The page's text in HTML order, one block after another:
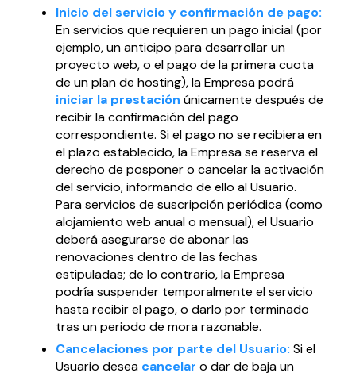
Inicio del servicio y confirmación de pago:
En servicios que requieren un pago inicial (por
ejemplo, un anticipo para desarrollar un
proyecto web, o el pago de la primera cuota
de un plan de hosting), la Empresa podrá
iniciar la prestación únicamente después de
recibir la confirmación del pago
correspondiente. Si el pago no se recibiera en
el plazo establecido, la Empresa se reserva el
derecho de posponer o cancelar la activación
del servicio, informando de ello al Usuario.
Para servicios de suscripción periódica (como
alojamiento web anual o mensual), el Usuario
deberá asegurarse de abonar las
renovaciones dentro de las fechas
estipuladas; de lo contrario, la Empresa
podría suspender temporalmente el servicio
hasta recibir el pago, o darlo por terminado
tras un periodo de mora razonable.
Cancelaciones por parte del Usuario: Si el
Usuario desea cancelar o dar de baja un